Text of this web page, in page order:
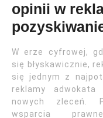
opinii w
W erze cyfrowej,
się błyskawicznie,
się jednym z
reklamy
nowych zleceń.
wsparcia